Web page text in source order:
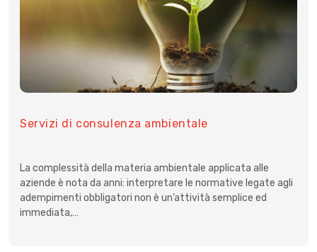
Servizi di consulenza ambientale
La complessità della materia ambientale applicata alle
aziende è nota da anni: interpretare le normative legate agli
adempimenti obbligatori non è un’attività semplice ed
immediata,…